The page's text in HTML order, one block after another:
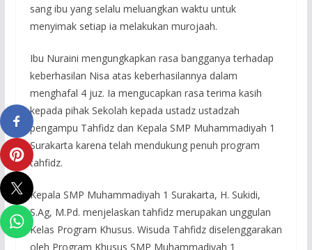
sang ibu yang selalu meluangkan waktu untuk
menyimak setiap ia melakukan murojaah.
Ibu Nuraini mengungkapkan rasa bangganya terhadap
keberhasilan Nisa atas keberhasilannya dalam
menghafal 4 juz. Ia mengucapkan rasa terima kasih
kepada pihak Sekolah kepada ustadz ustadzah
pengampu Tahfidz dan Kepala SMP Muhammadiyah 1
Surakarta karena telah mendukung penuh program
tahfidz.
Kepala SMP Muhammadiyah 1 Surakarta, H. Sukidi,
S.Ag, M.Pd. menjelaskan tahfidz merupakan unggulan
Kelas Program Khusus. Wisuda Tahfidz diselenggarakan
oleh Program Khusus SMP Muhammadiyah 1